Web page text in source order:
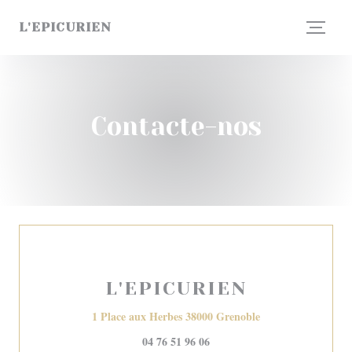
L'EPICURIEN
Contacte-nos
L'EPICURIEN
1 Place aux Herbes 38000 Grenoble((abre numa nova
04 76 51 96 06